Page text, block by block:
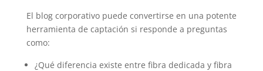
El blog corporativo puede convertirse en una potente
herramienta de captación si responde a preguntas
como:
¿Qué diferencia existe entre fibra dedicada y fibra